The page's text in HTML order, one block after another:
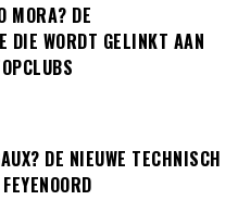
MORA? DE
DIE WORDT GELINKT AAN
DE NIEUWE TECHNISCH